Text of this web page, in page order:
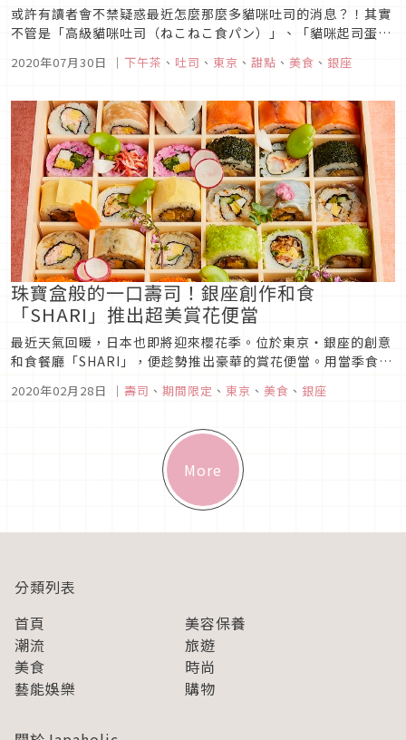
或許有讀者會不禁疑惑最近怎麼那麼多貓咪吐司的消息？！其實
不管是「高級貓咪吐司（ねこねこ食パン）」、「貓咪起司蛋糕
（ねこねこチーズケーキ）」還有6月才在京都開幕的新型態貓
咪甜點＆烘培「京都NEKO NEKO（京都ねこねこ）」都是出自
こ）」則選...
2020年07月30日 ｜ 下午茶 、 吐司 、 東京 、 甜點 、 美食 、 銀座
珠寶盒般的一口壽司！銀座創作和食
「SHARI」推出超美賞花便當
最近天氣回暖，日本也即將迎來櫻花季。位於東京・銀座的創意
和食餐廳「SHARI」，便趁勢推出豪華的賞花便當。用當季食材
彩繽紛的珠寶盒！賞花便當的預約期間是2月18日〜4月30日，
2020年02月28日 ｜ 壽司 、 期間限定 、 東京 、 美食 、 銀座
More
分類列表
首頁
美容保養
潮流
旅遊
美食
時尚
藝能娛樂
購物